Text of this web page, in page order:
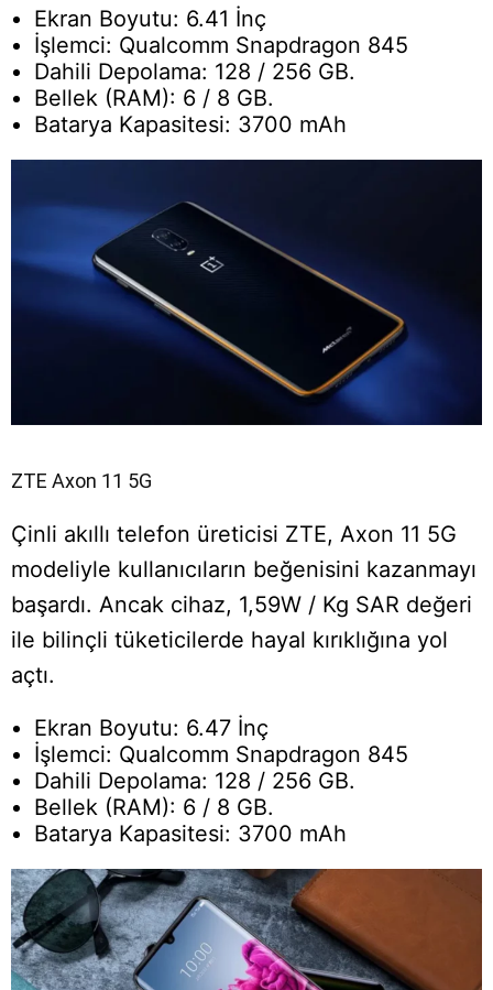
Ekran Boyutu: 6.41 İnç
İşlemci: Qualcomm Snapdragon 845
Dahili Depolama: 128 / 256 GB.
Bellek (RAM): 6 / 8 GB.
Batarya Kapasitesi: 3700 mAh
ZTE Axon 11 5G
Çinli akıllı telefon üreticisi ZTE, Axon 11 5G
modeliyle kullanıcıların beğenisini kazanmayı
başardı. Ancak cihaz, 1,59W / Kg SAR değeri
ile bilinçli tüketicilerde hayal kırıklığına yol
açtı.
Ekran Boyutu: 6.47 İnç
İşlemci: Qualcomm Snapdragon 845
Dahili Depolama: 128 / 256 GB.
Bellek (RAM): 6 / 8 GB.
Batarya Kapasitesi: 3700 mAh